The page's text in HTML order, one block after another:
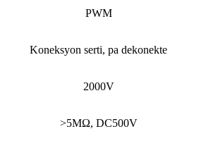
PWM
Koneksyon serti, pa dekonekte
2000V
>5MΩ, DC500V